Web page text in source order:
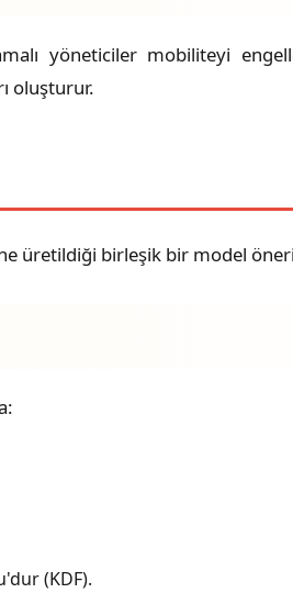
yöneticiler mobiliteyi
oluşturur.
üretildiği birleşik bir model
(KDF).